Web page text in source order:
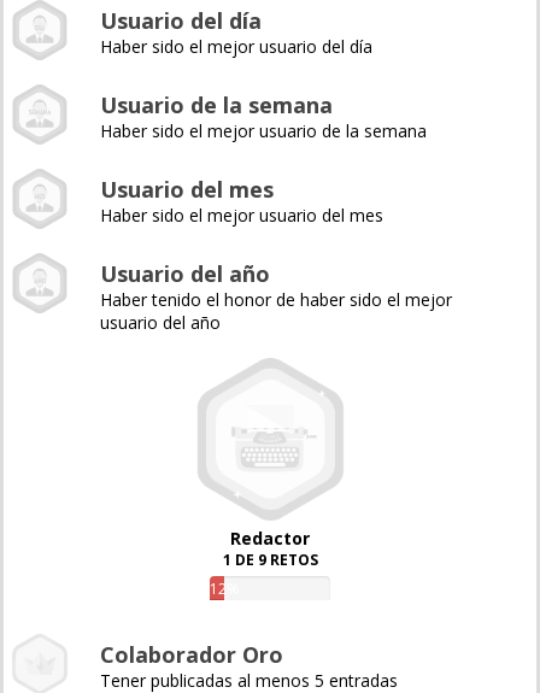
Usuario del día
Haber sido el mejor usuario del día
Usuario de la semana
Haber sido el mejor usuario de la semana
Usuario del mes
Haber sido el mejor usuario del mes
Usuario del año
Haber tenido el honor de haber sido el mejor
usuario del año
Redactor
1 DE 9 RETOS
12%
Colaborador Oro
Tener publicadas al menos 5 entradas